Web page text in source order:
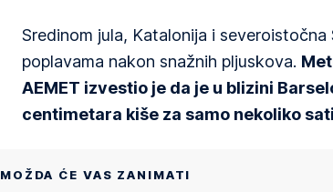
Sredinom jula, Katalonija i severoistočna
poplavama nakon snažnih pljuskova.
AEMET izvestio je da je u blizini
centimetara kiše za samo nekoliko
MOŽDA ĆE VAS ZANIMATI